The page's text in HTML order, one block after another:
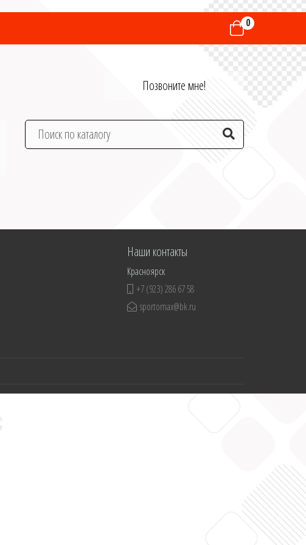
0
Позвоните мне!
Наши контакты
Красноярск
+7 (923) 286 67 58
sportomax@bk.ru